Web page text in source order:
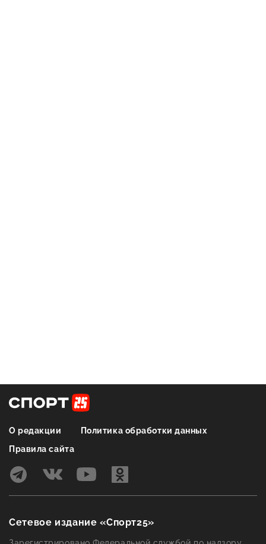
О редакции
Политика обработки данных
Правила сайта
Сетевое издание «Спорт25»